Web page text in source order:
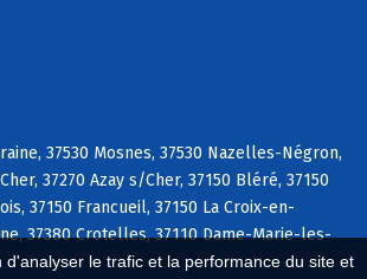
le trafic et la performance du site et
37530 Mosnes, 37530 Nazelles-Négron,
37270 Azay s/Cher, 37150 Bléré, 37150
37150 Francueil, 37150 La Croix-en-
37380 Crotelles, 37110 Dame-Marie-les-